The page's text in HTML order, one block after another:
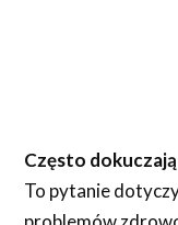
Często
To pytanie